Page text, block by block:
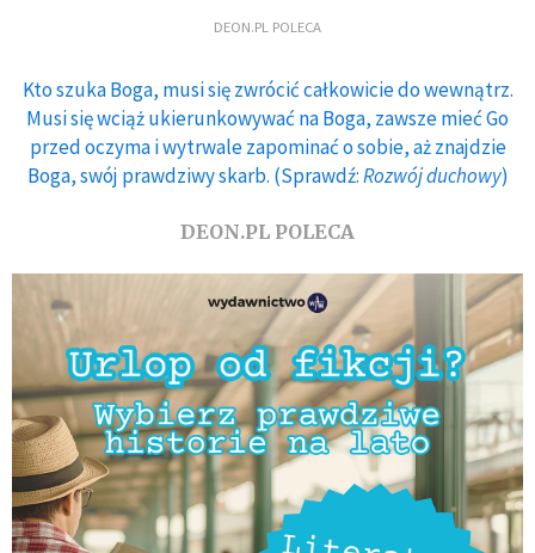
DEON.PL POLECA
Kto szuka Boga, musi się zwrócić całkowicie do wewnątrz.
Musi się wciąż ukierunkowywać na Boga, zawsze mieć Go
przed oczyma i wytrwale zapominać o sobie, aż znajdzie
Boga, swój prawdziwy skarb. (Sprawdź:Rozwój duchowy)
DEON.PL POLECA